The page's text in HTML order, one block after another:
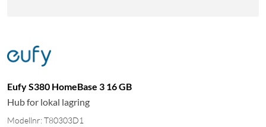
Eufy S380 HomeBase 3 16 GB
Hub for lokal lagring
Modellnr: T80303D1